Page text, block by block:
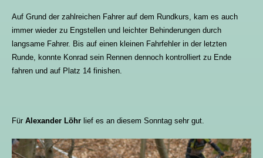
Auf Grund der zahlreichen Fahrer auf dem Rundkurs, kam es auch
immer wieder zu Engstellen und leichter Behinderungen durch
langsame Fahrer. Bis auf einen kleinen Fahrfehler in der letzten
Runde, konnte Konrad sein Rennen dennoch kontrolliert zu Ende
fahren und auf Platz 14 finishen.
Für Alexander Löhr lief es an diesem Sonntag sehr gut.